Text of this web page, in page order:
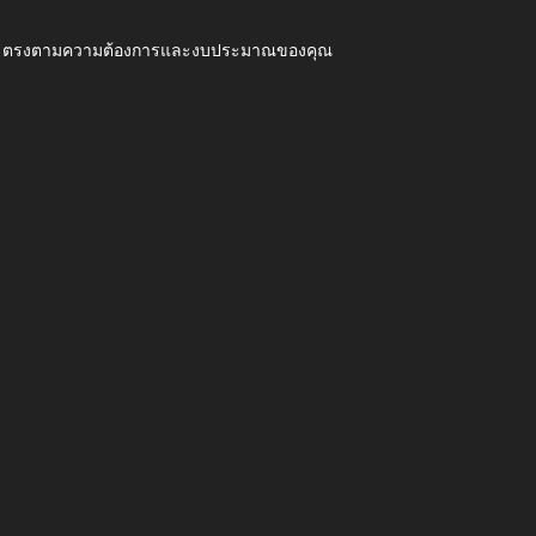
รงตามความต้องการและงบประมาณของคุณ